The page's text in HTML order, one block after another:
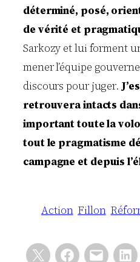
déterminé, posé,
de vérité et
Sarkozy et lui forment
mener l’équipe
discours pour juger.
retrouvera intacts
important toute la
tout le pragmatisme
campagne et depuis
Action Fillon